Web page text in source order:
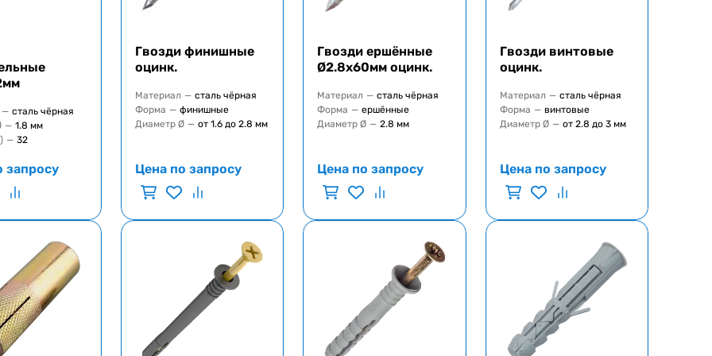
— сталь чёрная
— 1.8 мм
— 32
запросу
Гвозди финишные
оцинк.
Материал — сталь чёрная
Форма — финишные
Диаметр Ø — от 1.6 до 2.8 мм
Цена по запросу
Гвозди ершённые
Ø2.8x60мм оцинк.
Материал — сталь чёрная
Форма — ершённые
Диаметр Ø — 2.8 мм
Цена по запросу
Гвозди винтовые
оцинк.
Материал — сталь чёрная
Форма — винтовые
Диаметр Ø — от 2.8 до 3 мм
Цена по запросу